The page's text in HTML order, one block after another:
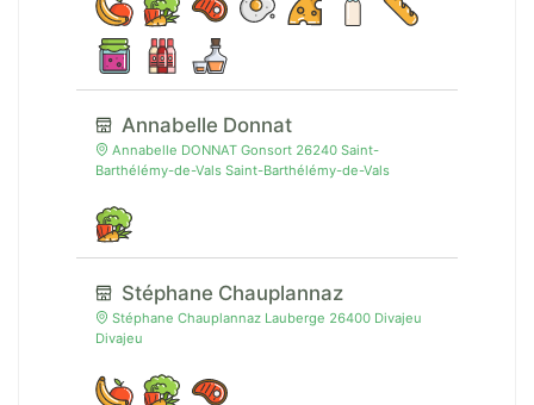
Annabelle Donnat
Annabelle DONNAT Gonsort 26240 Saint-
Barthélémy-de-Vals Saint-Barthélémy-de-Vals
Stéphane Chauplannaz
Stéphane Chauplannaz Lauberge 26400 Divajeu
Divajeu